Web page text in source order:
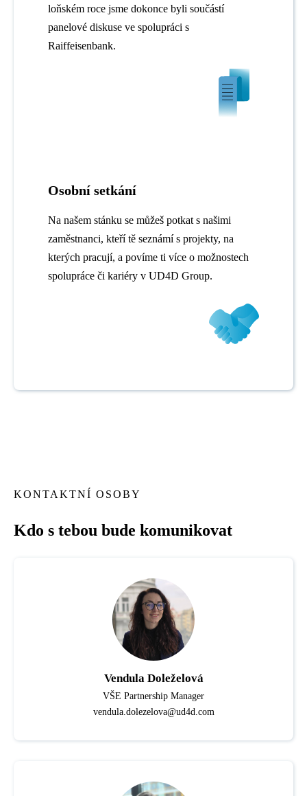
loňském roce jsme dokonce byli součástí
panelové diskuse ve spolupráci s
Raiffeisenbank.
Osobní setkání
Na našem stánku se můžeš potkat s našimi
zaměstnanci, kteří tě seznámí s projekty, na
kterých pracují, a povíme ti více o možnostech
spolupráce či kariéry v UD4D Group.
KONTAKTNÍ OSOBY
Kdo s tebou bude komunikovat
Vendula Doleželová
VŠE Partnership Manager
vendula.dolezelova@ud4d.com